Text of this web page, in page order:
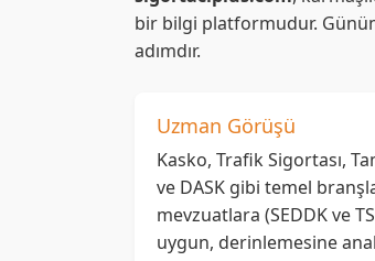
bir bilgi platformudur.
adımdır.
Uzman Görüşü
Kasko, Trafik Sigortası,
ve DASK gibi temel
mevzuatlara (SEDDK ve
uygun, derinlemesine